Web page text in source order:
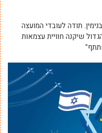
תודה לעובדי המועצה
שיקנה חוויית עצמאות